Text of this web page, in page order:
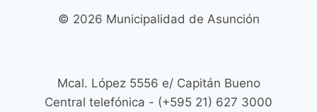
© 2026 Municipalidad de Asunción
Mcal. López 5556 e/ Capitán Bueno
Central telefónica - (+595 21) 627 3000